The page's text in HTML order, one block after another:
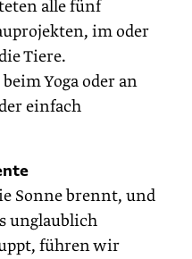
alle fünf
im oder
Tiere.
Yoga oder an
einfach
Sonne brennt, und
unglaublich
führen wir